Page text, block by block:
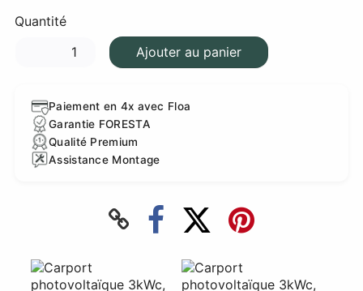
Quantité
Ajouter au panier
Paiement en 4x avec Floa
Garantie FORESTA
Qualité Premium
Assistance Montage